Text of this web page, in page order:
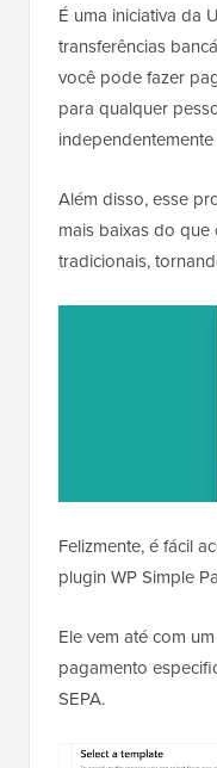
É uma iniciativa da
transferências
você pode fazer
para qualquer
Além disso, esse
mais baixas do
tradicionais,
Felizmente, é fácil
plugin WP Simple
Ele vem até com
pagamento
SEPA.